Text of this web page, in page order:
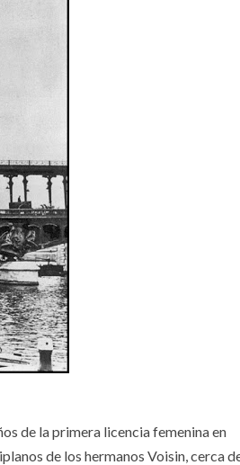
de la primera licencia femenina en
de los hermanos Voisin, cerca